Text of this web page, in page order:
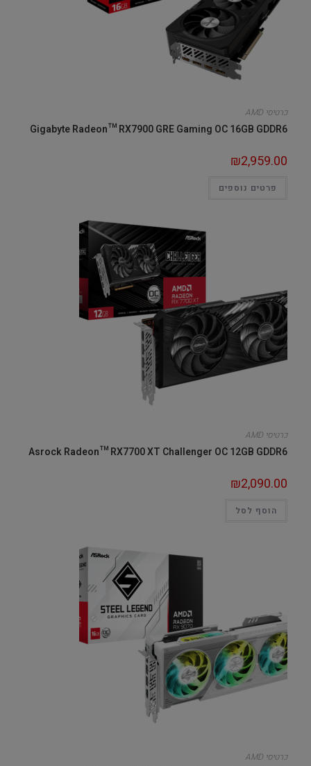
כרטיסי AMD
Gigabyte Radeon™ RX7900 GRE Gaming OC 16GB GDDR6
₪2,959.00
פרטים נוספים
כרטיסי AMD
Asrock Radeon™ RX7700 XT Challenger OC 12GB GDDR6
₪2,090.00
הוסף לסל
כרטיסי AMD